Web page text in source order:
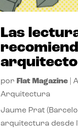
Las
por Flat Magazine |
Arquitectura
Jaume Prat
arquitectura desde